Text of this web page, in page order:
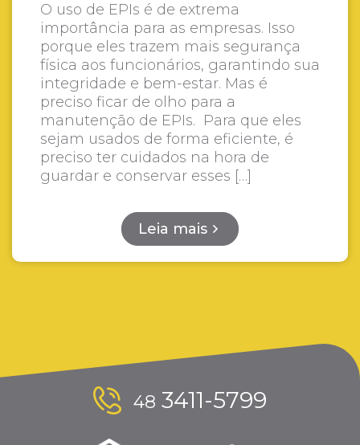
O uso de EPIs é de extrema
importância para as empresas. Isso
porque eles trazem mais segurança
física aos funcionários, garantindo sua
integridade e bem-estar. Mas é
preciso ficar de olho para a
manutenção de EPIs. Para que eles
sejam usados de forma eficiente, é
preciso ter cuidados na hora de
guardar e conservar esses […]
Leia mais
48 3411-5799